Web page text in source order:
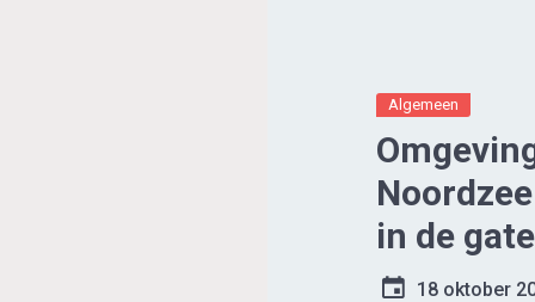
Algemeen
in de
18 oktober